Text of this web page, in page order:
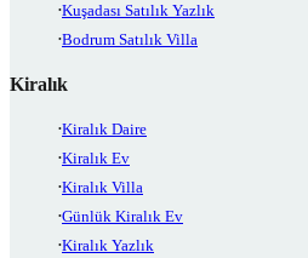
Kuşadası Satılık Yazlık
Bodrum Satılık Villa
Kiralık
Kiralık Daire
Kiralık Ev
Kiralık Villa
Günlük Kiralık Ev
Kiralık Yazlık